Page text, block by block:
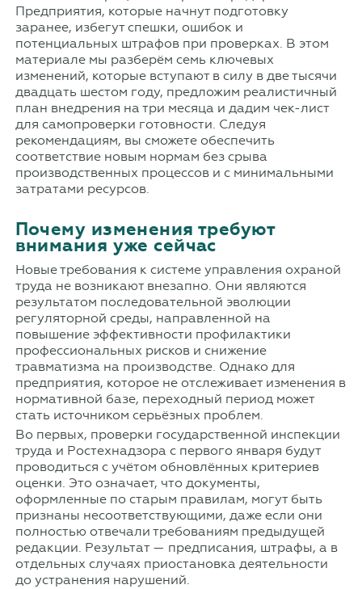
Предприятия, которые начнут подготовку
заранее, избегут спешки, ошибок и
потенциальных штрафов при проверках. В этом
материале мы разберём семь ключевых
изменений, которые вступают в силу в две тысячи
двадцать шестом году, предложим реалистичный
план внедрения на три месяца и дадим чек-лист
для самопроверки готовности. Следуя
рекомендациям, вы сможете обеспечить
соответствие новым нормам без срыва
производственных процессов и с минимальными
затратами ресурсов.
Почему изменения требуют
внимания уже сейчас
Новые требования к системе управления охраной
труда не возникают внезапно. Они являются
результатом последовательной эволюции
регуляторной среды, направленной на
повышение эффективности профилактики
профессиональных рисков и снижение
травматизма на производстве. Однако для
предприятия, которое не отслеживает изменения в
нормативной базе, переходный период может
стать источником серьёзных проблем.
Во первых, проверки государственной инспекции
труда и Ростехнадзора с первого января будут
проводиться с учётом обновлённых критериев
оценки. Это означает, что документы,
оформленные по старым правилам, могут быть
признаны несоответствующими, даже если они
полностью отвечали требованиям предыдущей
редакции. Результат — предписания, штрафы, а в
отдельных случаях приостановка деятельности
до устранения нарушений.